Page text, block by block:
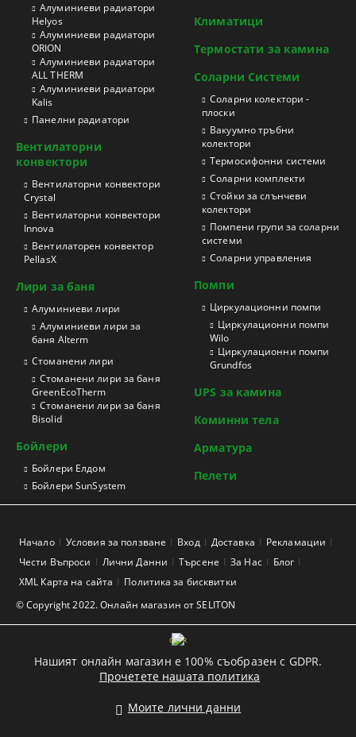
Aлуминиеви радиатори
Helyos
Aлуминиеви радиатори
ORION
Aлуминиеви радиатори
ALL THERM
Aлуминиеви радиатори
Kalis
Панелни радиатори
Вентилаторни
конвектори
Вентилаторни конвектори
Crystal
Вентилаторни конвектори
Innova
Вентилаторен конвектор
PellasX
Лири за баня
Aлуминиеви лири
Алуминиеви лири за
баня Alterm
Стоманени лири
Стоманени лири за баня
GreenEcoTherm
Стоманени лири за баня
Bisolid
Бойлери
Бойлери Елдом
Бойлери SunSystem
Климатици
Термостати за камина
Соларни Системи
Соларни колектори -
плоски
Вакуумно тръбни
колектори
Термосифонни системи
Соларни комплекти
Стойки за слънчеви
колектори
Помпени групи за соларни
системи
Соларни управления
Помпи
Циркулационни помпи
Циркулационни помпи
Wilo
Циркулационни помпи
Grundfos
UPS за камина
Коминни тела
Арматура
Пелети
© Copyright 2022. Онлайн магазин от SELITON
Начало Условия за ползване Вход Доставка
Рекламации
Чести Въпроси
Лични Данни Търсене За Нас
Блог
XML Карта на сайта
Политика за бисквитки
GDPR
Нашият онлайн магазин е 100% съобразен с GDPR.
Прочетете нашата политика
Моите лични данни